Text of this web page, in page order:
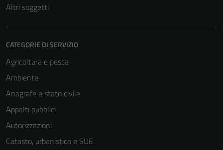
Altri soggetti
CATEGORIE DI SERVIZIO
Agricoltura e pesca
Ambiente
Anagrafe e stato civile
Appalti pubblici
Autorizzazioni
Catasto, urbanistica e SUE